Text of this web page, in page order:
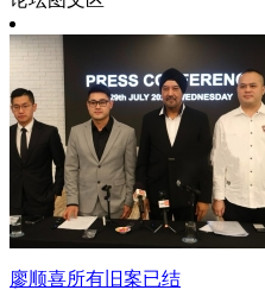
廖顺喜所有旧案已结